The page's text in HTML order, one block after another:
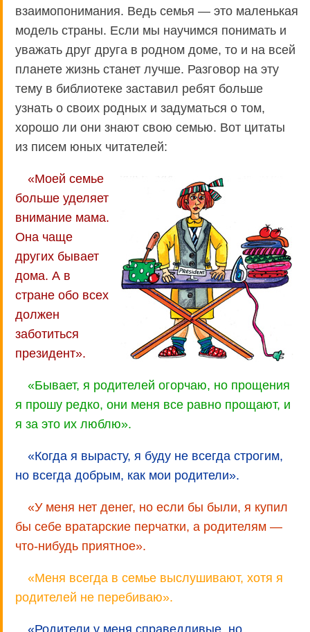
взаимопонимания. Ведь семья — это маленькая
модель страны. Если мы научимся понимать и
уважать друг друга в родном доме, то и на всей
планете жизнь станет лучше. Разговор на эту
тему в библиотеке заставил ребят больше
узнать о своих родных и задуматься о том,
хорошо ли они знают свою семью. Вот цитаты
из писем юных читателей:
«Моей семье
больше уделяет
внимание мама.
Она чаще
других бывает
дома. А в
стране обо всех
должен
заботиться
президент».
«Бывает, я родителей огорчаю, но прощения
я прошу редко, они меня все равно прощают, и
я за это их люблю».
«Когда я вырасту, я буду не всегда строгим,
но всегда добрым, как мои родители».
«У меня нет денег, но если бы были, я купил
бы себе вратарские перчатки, а родителям —
что-нибудь приятное».
«Меня всегда в семье выслушивают, хотя я
родителей не перебиваю».
«Родители у меня справедливые, но